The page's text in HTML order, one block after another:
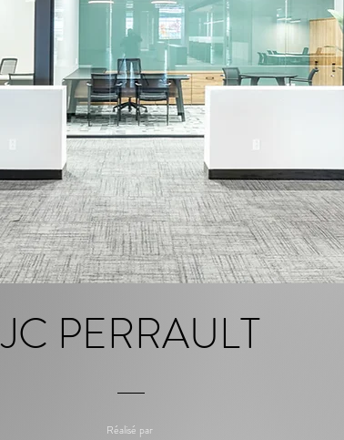
JC PERRAULT
Réalisé par